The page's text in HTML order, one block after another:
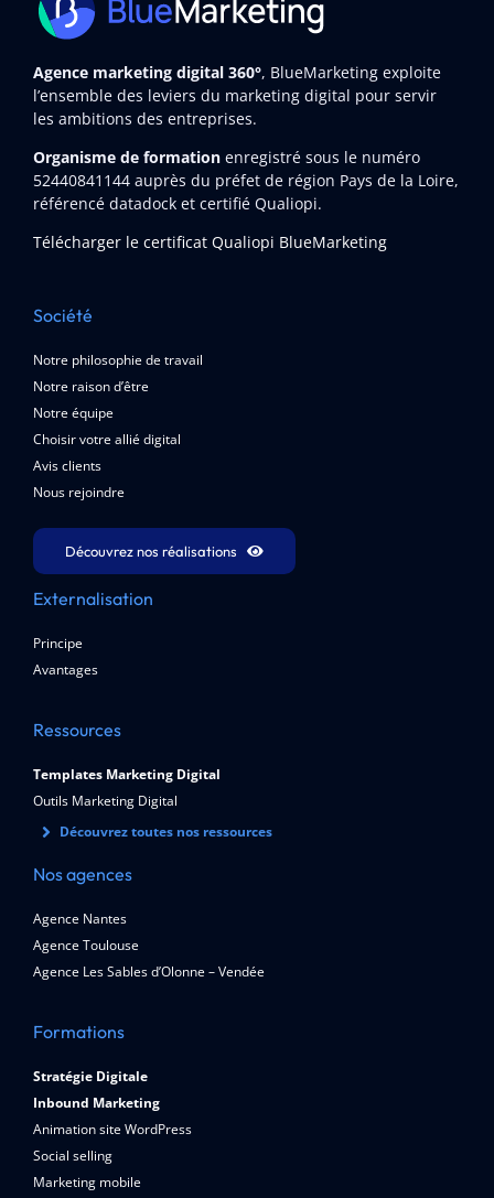
Agence marketing digital 360°, BlueMarketing exploite
l’ensemble des leviers du marketing digital pour servir
les ambitions des entreprises.
Organisme de formation enregistré sous le numéro
52440841144auprès du préfet de région Pays de la Loire,
référencé datadock et certifié Qualiopi.
Télécharger le certificat Qualiopi BlueMarketing
Société
Notre philosophie de travail
Notre raison d’être
Notre équipe
Choisir votre allié digital
Avis clients
Nous rejoindre
Découvrez nos réalisations
Externalisation
Principe
Avantages
Ressources
Templates Marketing Digital
Outils Marketing Digital
Découvrez toutes nos ressources
Nos agences
Agence Nantes
Agence Toulouse
Agence Les Sables d’Olonne – Vendée
Formations
Stratégie Digitale
Inbound Marketing
Animation site WordPress
Social selling
Marketing mobile